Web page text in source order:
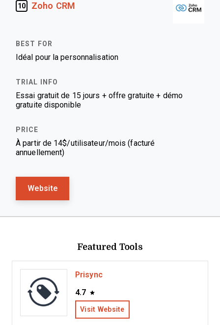
10 Zoho CRM
Idéal pour la personnalisation
Essai gratuit de 15 jours + offre gratuite + démo
gratuite disponible
À partir de 14$/utilisateur/mois (facturé
annuellement)
Website
Featured Tools
Prisync
4.7
Visit Website